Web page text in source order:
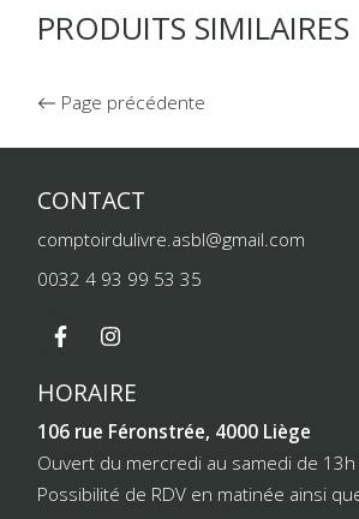
PRODUITS SIMILAIRES
Page précédente
CONTACT
comptoirdulivre.asbl@gmail.com
0032 4 93 99 53 35
HORAIRE
106 rue Féronstrée, 4000 Liège
Ouvert du mercredi au samedi de 13h
Possibilité de RDV en matinée ainsi